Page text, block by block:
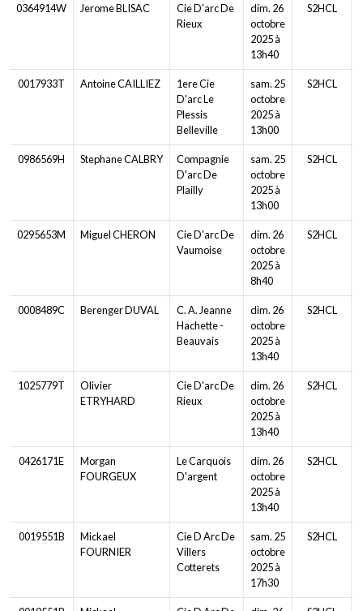
0364914W Jerome BLISAC
Cie D'arc De
Rieux
dim. 26
octobre
2025 à
13h40
S2HCL
0017933T Antoine CAILLIEZ
1ere Cie
D'arc Le
Plessis
Belleville
sam. 25
octobre
2025 à
13h00
S2HCL
0986569H Stephane CALBRY
Compagnie
D'arc De
Plailly
sam. 25
octobre
2025 à
13h00
S2HCL
0295653M Miguel CHERON
Cie D'arc De
Vaumoise
dim. 26
octobre
2025 à
8h40
S2HCL
0008489C Berenger DUVAL
C. A. Jeanne
Hachette -
Beauvais
dim. 26
octobre
2025 à
13h40
S2HCL
1025779T
Olivier
ETRYHARD
Cie D'arc De
Rieux
dim. 26
octobre
2025 à
13h40
S2HCL
0426171E
Morgan
FOURGEUX
Le Carquois
D'argent
dim. 26
octobre
2025 à
13h40
S2HCL
0019551B
Mickael
FOURNIER
Cie D Arc De
Villers
Cotterets
sam. 25
octobre
2025 à
17h30
S2HCL